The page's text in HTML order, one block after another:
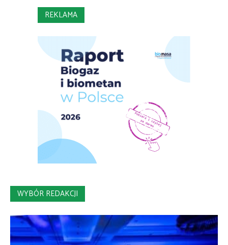
REKLAMA
WYBÓR REDAKCJI